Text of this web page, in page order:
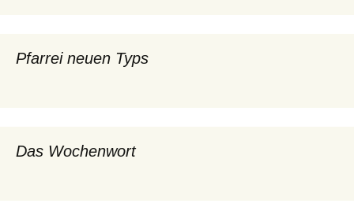
Pfarrei neuen Typs
Das Wochenwort